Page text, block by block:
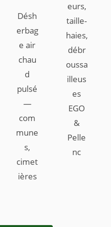
Désh
erbag
e air
chau
d
pulsé
—
com
mune
s,
cimet
ières
eurs,
taille-
haies,
débr
oussa
illeus
es
EGO
&
Pelle
nc